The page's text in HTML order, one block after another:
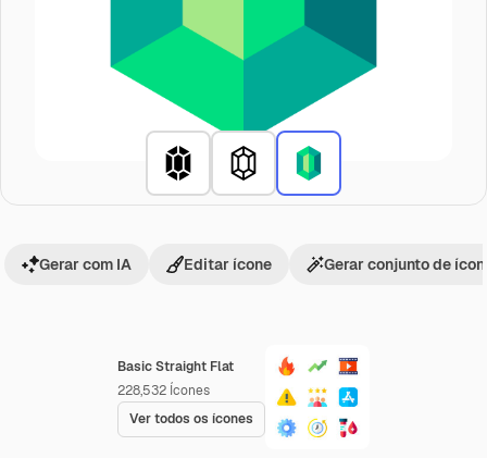
Basic Straight Flat
228,532 Ícones
Ver todos os ícones
Gerar com IA Editar ícone Gerar conjunto de